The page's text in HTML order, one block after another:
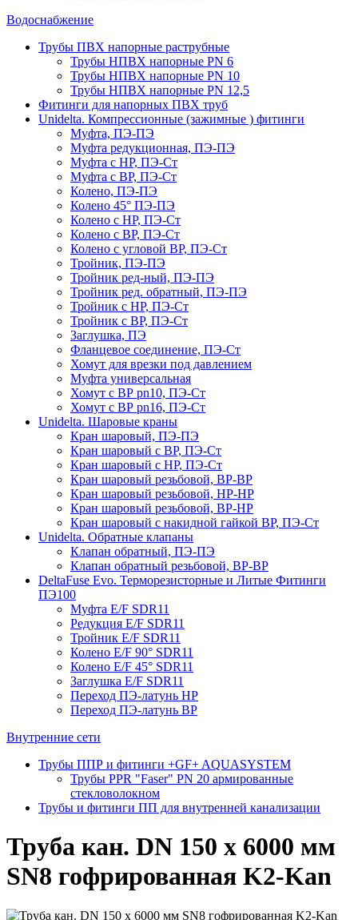
Водоснабжение
Трубы ПВХ напорные раструбные
Трубы НПВХ напорные PN 6
Трубы НПВХ напорные PN 10
Трубы НПВХ напорные PN 12,5
Фитинги для напорных ПВХ труб
Unidelta. Компрессионные (зажимные ) фитинги
Муфта, ПЭ-ПЭ
Муфта редукционная, ПЭ-ПЭ
Муфта с НР, ПЭ-Ст
Муфта с ВР, ПЭ-Ст
Колено, ПЭ-ПЭ
Колено 45° ПЭ-ПЭ
Колено с НР, ПЭ-Ст
Колено с ВР, ПЭ-Ст
Колено с угловой ВР, ПЭ-Ст
Тройник, ПЭ-ПЭ
Тройник ред-ный, ПЭ-ПЭ
Тройник ред. обратный, ПЭ-ПЭ
Тройник с НР, ПЭ-Ст
Тройник с ВР, ПЭ-Ст
Заглушка, ПЭ
Фланцевое соединение, ПЭ-Ст
Хомут для врезки под давлением
Муфта универсальная
Хомут с ВР pn10, ПЭ-Ст
Хомут с ВР pn16, ПЭ-Ст
Unidelta. Шаровые краны
Кран шаровый, ПЭ-ПЭ
Кран шаровый с ВР, ПЭ-Ст
Кран шаровый с НР, ПЭ-Ст
Кран шаровый резьбовой, ВР-ВР
Кран шаровый резьбовой, НР-НР
Кран шаровый резьбовой, ВР-НР
Кран шаровый с накидной гайкой ВР, ПЭ-Ст
Unidelta. Обратные клапаны
Клапан обратный, ПЭ-ПЭ
Клапан обратный резьбовой, ВР-ВР
DeltaFuse Evo. Терморезисторные и Литые Фитинги
ПЭ100
Муфта E/F SDR11
Редукция E/F SDR11
Тройник E/F SDR11
Колено E/F 90° SDR11
Колено E/F 45° SDR11
Заглушка E/F SDR11
Переход ПЭ-латунь НР
Переход ПЭ-латунь ВР
Внутренние сети
Трубы ППР и фитинги +GF+ AQUASYSTEM
Трубы PPR "Faser" PN 20 армированные
стекловолокном
Трубы и фитинги ПП для внутренней канализации
Труба кан. DN 150 x 6000 мм
SN8 гофрированная K2-Kan